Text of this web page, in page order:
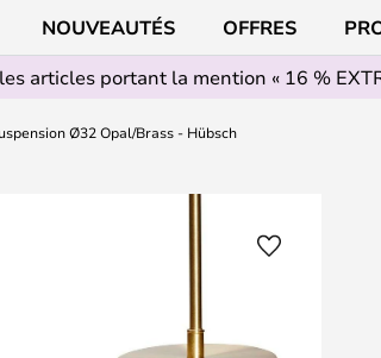
NOUVEAUTÉS OFFRES
articles portant la mention « 16 %
Ø32 Opal/Brass - Hübsch